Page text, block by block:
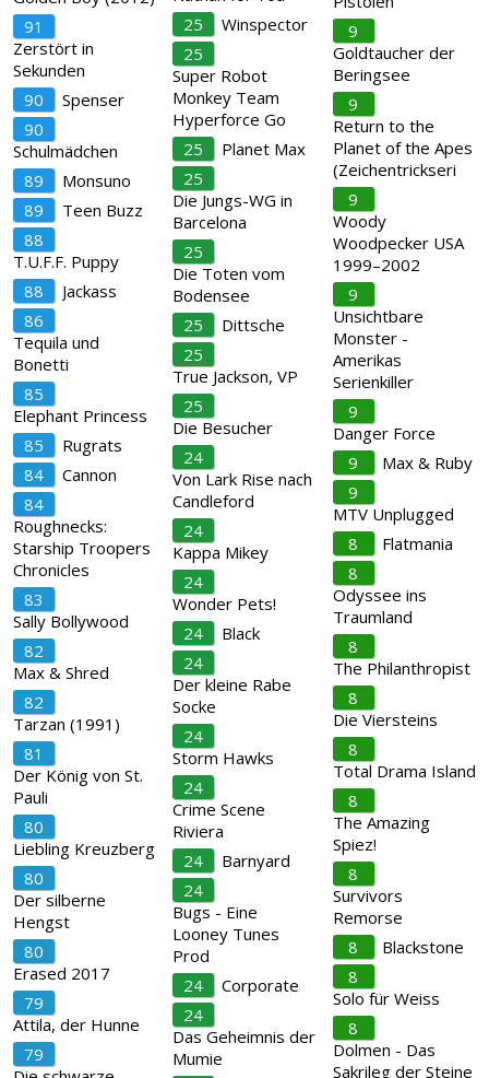
91
Zerstört in
Sekunden
90
Spenser
90
Schulmädchen
89
Monsuno
89
Teen Buzz
88
T.U.F.F. Puppy
88
Jackass
86
Tequila und
Bonetti
85
Elephant Princess
85
Rugrats
84
Cannon
84
Roughnecks:
Starship Troopers
Chronicles
83
Sally Bollywood
82
Max & Shred
82
Tarzan (1991)
81
Der König von St.
Pauli
80
Liebling Kreuzberg
80
Der silberne
Hengst
80
Erased 2017
79
Attila, der Hunne
79
25
Winspector
25
Super Robot
Monkey Team
Hyperforce Go
25
Planet Max
25
Die Jungs-WG in
Barcelona
25
Die Toten vom
Bodensee
25
Dittsche
25
True Jackson, VP
25
Die Besucher
24
Von Lark Rise nach
Candleford
24
Kappa Mikey
24
Wonder Pets!
24
Black
24
Der kleine Rabe
Socke
24
Storm Hawks
24
Crime Scene
Riviera
24
Barnyard
24
Bugs - Eine
Looney Tunes
Prod
24
Corporate
24
Das Geheimnis der
Mumie
9
Goldtaucher der
Beringsee
9
Return to the
Planet of the Apes
(Zeichentrickseri
9
Woody
Woodpecker USA
1999–2002
9
Unsichtbare
Monster -
Amerikas
Serienkiller
9
Danger Force
9
Max & Ruby
9
MTV Unplugged
8
Flatmania
8
Odyssee ins
Traumland
8
The Philanthropist
8
Die Viersteins
8
Total Drama Island
8
The Amazing
Spiez!
8
Survivors
Remorse
8
Blackstone
8
Solo für Weiss
8
Dolmen - Das
Sakrileg der Steine